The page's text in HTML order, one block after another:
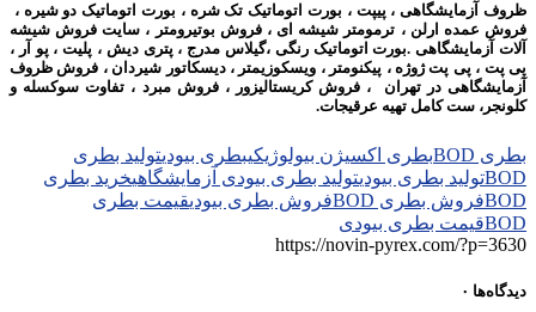
ظروف آزمایشگاهی ، پیپت ، بورت اتوماتیک تک شره ، بورت اتوماتیک دو شیره ،
فروش عمده ارلن ، ترمومتر شیشه ای ، فروش بوتیرومتر ، سایت فروش شیشه
آلات آزمایشگاهی .بورت اتوماتیک رنگی ،گیلاس مدرج ، پتری دیش ، پلیت ، پو آر ،
پی پت ، پی پت ژوژه ، پیکنومتر ، ویسکوزیمتر ، دیسکاتور شیردان ، فروش ظروف
آزمایشگاهی در تهران ، فروش کریستالیزور ، فروش مبرد ، تفاوت سوکسله و
کلونجر، ست کامل تهیه عرقیجات.
بطری‌ BOD بطری اکسیژن بیولوژیکیبطری بیودیتولید بطری
BODتولید بطری بیودیتولید بطری بیودی آزمایشگاهیخرید بطری
BODفروش بطری BOD فروش بطری بیودیقیمت بطری
BODقیمت بطری بیودی
https://novin-pyrex.com/?p=3630
دیدگاه‌ها ۰